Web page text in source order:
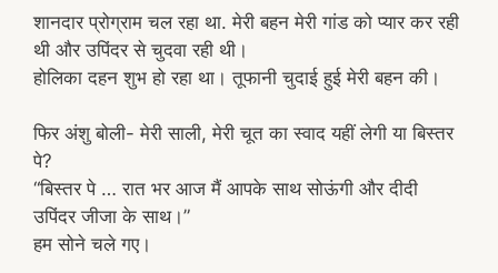
शानदार प्रोग्राम चल रहा था. मेरी बहन मेरी गांड को प्यार कर रही
थी और उपिंदर से चुदवा रही थी।
होलिका दहन शुभ हो रहा था। तूफानी चुदाई हुई मेरी बहन की।
फिर अंशु बोली- मेरी साली, मेरी चूत का स्वाद यहीं लेगी या बिस्तर
पे?
“बिस्तर पे … रात भर आज मैं आपके साथ सोऊंगी और दीदी
उपिंदर जीजा के साथ।”
हम सोने चले गए।